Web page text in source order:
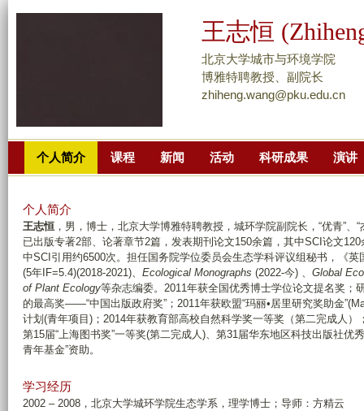
转
面
主
要
内
部
分
王志恒
北京大学城市与环境学院
博雅特聘教授、副院长
zhiheng.wang@pku.edu.cn
个人简介 课程 新闻 活动 科研成果 演讲
个人简介
王志恒 ，男，博士，北京大学博雅特聘教授，城环学院副院长，“优青”
已出版专著2部、论著章节2篇，发表期刊论文150余篇，其中SCI论文
中SCI引用约6500次。担任国务院学位委员会生态学科评议组秘书，《英
(5年IF=5.4)(2018-2021)、 Ecological Monographs (2022-今) 、 Global
of Plant Ecology等杂志编委。2011年获全国优秀博士学位论文提名奖；
的最高奖——“中国出版政府奖”；2011年获欧盟“玛丽•居里研究奖助金
计划(青年项目)；2014年获教育部高校自然科学奖一等奖（第二完成人）
第15届“上海图书奖”一等奖(第二完成人)、第31届华东地区科技出版社优
青年基金”资助。
学习经历
2002 – 2008，北京大学城环学院生态学系，理学博士；导师：方精云